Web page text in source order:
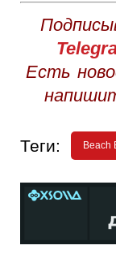
Есть
Теги: Beach